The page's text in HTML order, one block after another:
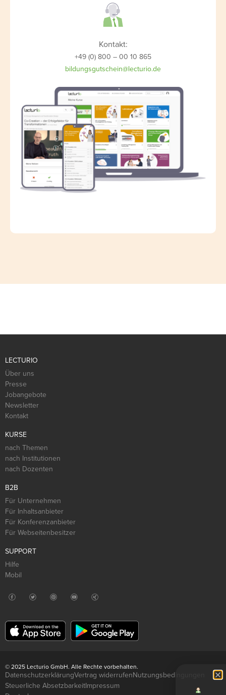
Kontakt:
+49 (0) 800 – 00 10 865
bildungsgutschein@lecturio.de
LECTURIO
Über uns
Presse
Jobangebote
Newsletter
Kontakt
KURSE
nach Themen
nach Institutionen
nach Dozenten
B2B
Für Unternehmen
Für Inhaltsanbieter
Für Konferenzanbieter
Für Webseitenbesitzer
SUPPORT
Hilfe
Mobil
© 2025 Lecturio GmbH. Alle Rechte vorbehalten.
DatenschutzerklärungVertrag widerrufenNutzungsbedingungen
Steuerliche AbsetzbarkeitImpressum